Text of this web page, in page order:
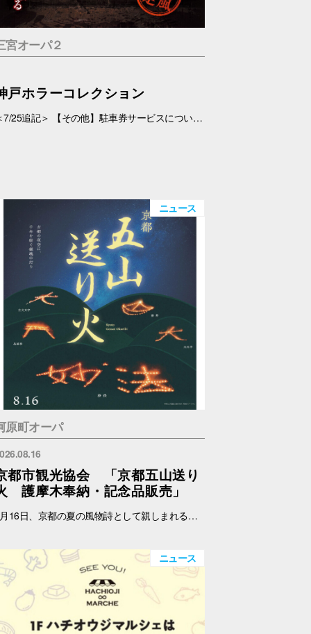
宮オーパ２
戸ホラーコレクション
＜7/25追記＞ 【その他】駐車券サービスについて、 対象外となっておりましたが、7/26(日)より、対象とさせていただきます。 ＜7/19追記＞ お化け屋敷の制作・プロデュース#エスプランニング が手掛ける本格お化け屋敷。 このお化け屋敷の主人公はあなたです。足を踏み入れてはいけない村に迷い込んだあなたの運命は…繋がる４つのストーリー 1.ルーム型「タブー」 友達を探している最中に、見つけた村を訪れたあなたの運命は…歩き回らないルーム型お化け屋敷です。狭い部屋内で繰り広げられる数々の恐怖体験… 2.暗闇型「ダークネス」 逃げた場所は、何も見えない闇… だが確実にあの化け物は私を追ってきている。手の感触を頼りに暗闇の中を進んで行く。暗闇に潜む化け物とは… 3.ウォークスルー型「ヴィレッジ」 暗闇を抜けてもまだ家の中だった…この家から外に出ろ！歩いて回る王道のお化け屋敷。とにかく前へ進み続けるしかない。 4.サウンド型「ドールズ」 私はあの化け物に見つからないように隠れた。私を探しているのは、あの化け物だけではない。ヘッドフォンだけで聞く恐怖。 【日程】 7/11(土)・7/12(日)、7/18(土)～9/23(水・祝) 【時間】 11:00～20:00(最終受付 19:30) 【場所】 5F 特設会場 【料金】 １.タブー 税込1,200円 ２.ダークネス 税込1,200円 ３.ヴィレッジ 税込1,500円 ４.ドールズ 税込1,200円 １～４セット券 税込4,500円 【その他】 ・入場券は会場のみでの販売となります。 ・お支払いは現金・PayPay（但しPayPayは7/18以降対応可能見込み） ・6才未満のお子さま、妊婦の方、アルコールを摂取されてる方は入場はご遠慮下さい。 ・駐車券サービスは対象外とさせていただきます。➡※7/26(日)より、対象となりました。
ニュース
原町オーパ
都市観光協会 「京都五山送り
護摩木奉納・記念品販売」
8月16日、京都の夏の風物詩として親しまれる京都五山送り火が執り行われます。 京都市観光協会では、伝統あるこの行事をより多くの人に知ってもらい、身近に触れていただくため、五山送り火をモチーフにしたオリジナルの扇子、記念符、手ぬぐい及び五山共通護摩木を制作・販売します。 また、各山の点火時に用いられる護摩木を受付し、各山に奉納します。 これらの販売における売上の一部は、五山送り火行事の保存・継承のために役立てられます。 日時：8月14日(金)～15日(土) 11:00～17:00 場所：メインエントランス横 店頭スペース（サマンサタバサ前） 内容：五山共通護摩木奉納、記念品販売 ※なくなり次第終了 ※奉納する山はご指定いただけません。 護摩木奉納・記念品販売に関する詳細およびお問い合わせは、下記ホームページをご覧ください。 京都市観光協会 https://www.kyokanko.or.jp/news/20260731_1/ 京都観光Navi https://ja.kyoto.travel/event/major/okuribi/
ニュース